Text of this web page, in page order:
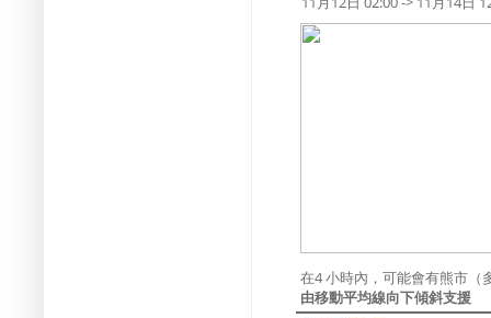
在4 小時內，可能會有熊市（
由移動平均線向下傾斜支援